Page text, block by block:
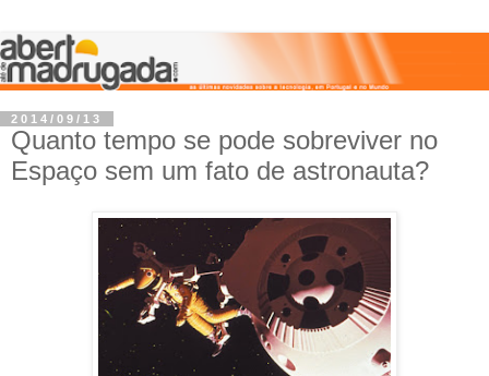
2014/09/13
Quanto tempo se pode sobreviver no
Espaço sem um fato de astronauta?